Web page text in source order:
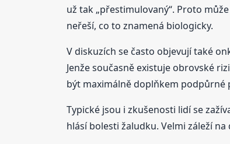
už tak „přestimulovaný“. Proto
neřeší, co to znamená biologicky.
V diskuzích se často objevují také
Jenže současně existuje obrovské
být maximálně doplňkem podpůrné
Typické jsou i zkušenosti lidí se
hlásí bolesti žaludku. Velmi záleží